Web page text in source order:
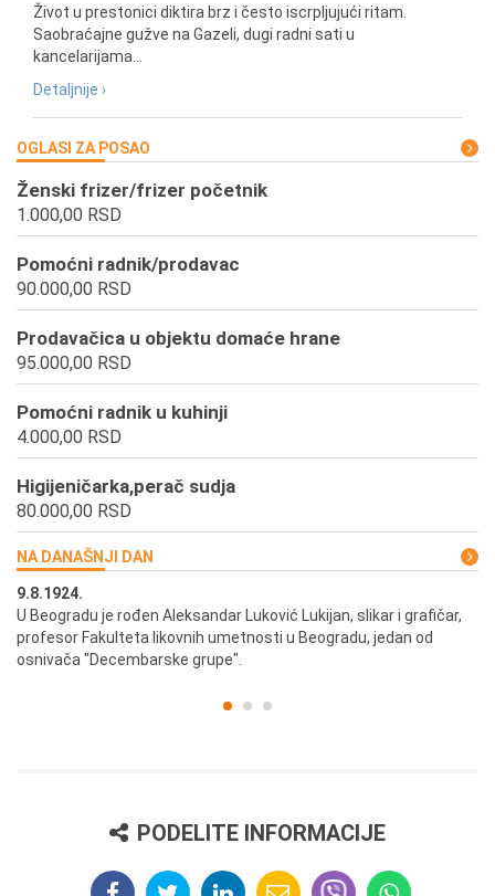
Život u prestonici diktira brz i često iscrpljujući ritam.
Saobraćajne gužve na Gazeli, dugi radni sati u
kancelarijama...
Detaljnije ›
OGLASI ZA POSAO
Ženski frizer/frizer početnik
1.000,00 RSD
Pomoćni radnik/prodavac
90.000,00 RSD
Prodavačica u objektu domaće hrane
95.000,00 RSD
Pomoćni radnik u kuhinji
4.000,00 RSD
Higijeničarka,perač sudja
80.000,00 RSD
NA DANAŠNJI DAN
9.8.1924.
U Beogradu je rođen Aleksandar Luković Lukijan, slikar i grafičar,
profesor Fakulteta likovnih umetnosti u Beogradu, jedan od
osnivača "Decembarske grupe".
PODELITE INFORMACIJE